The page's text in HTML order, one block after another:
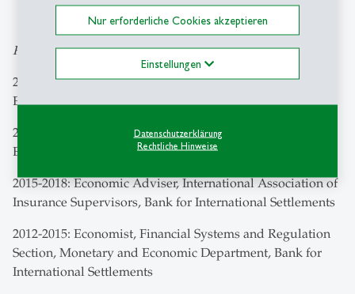
Nur erforderliche Cookies akzeptieren
Einstellungen
Datenschutzerklärung
Rechtliche Hinweise
Frühere Positionen
2021-2024: Faculty Member, Institute of Insurance
Economics, University of St.Gallen
2019-2021: Senior Research Fellow, Institute of Insurance
Economics, University of St.Gallen
2015-2018: Economic Adviser, International Association of
Insurance Supervisors, Bank for International Settlements
2012-2015: Economist, Financial Systems and Regulation
Section, Monetary and Economic Department, Bank for
International Settlements